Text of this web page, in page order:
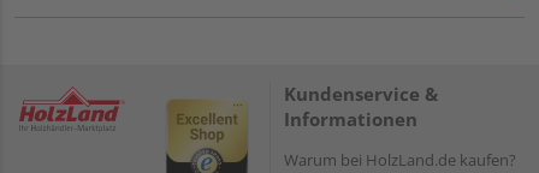
Kundenservice &
Informationen
Warum bei HolzLand.de kaufen?